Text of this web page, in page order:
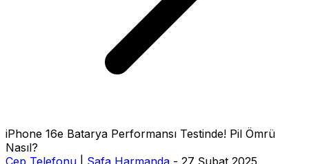
iPhone 16e Batarya Performansı Testinde! Pil Ömrü
Nasıl?
Cep Telefonu
Safa Harmanda - 27 Şubat 2025